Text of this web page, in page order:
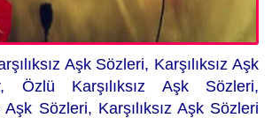
Aşk Sözleri, Karşılıksız Aşk
Özlü Karşılıksız Aşk Sözleri,
Aşk Sözleri, Karşılıksız Aşk Sözleri